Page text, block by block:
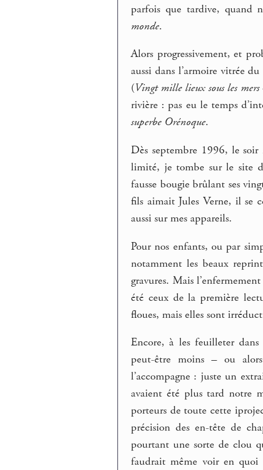
parfois que tardive, quand
monde.
Alors progressivement, et
aussi dans l’armoire vitrée
(Vingt mille lieux sous les mers
rivière : pas eu le temps
superbe Orénoque.
Dès septembre 1996, le
limité, je tombe sur le site
fausse bougie brûlant ses
fils aimait Jules Verne, il se
aussi sur mes appareils.
Pour nos enfants, ou par
notamment les beaux
gravures. Mais
été ceux de la première
floues, mais elles sont
Encore, à les feuilleter
peut-être moins – ou
l’accompagne : juste un
avaient été plus tard notre
porteurs de toute cette
précision des en-tête de
pourtant une sorte de clou
faudrait même voir en quoi